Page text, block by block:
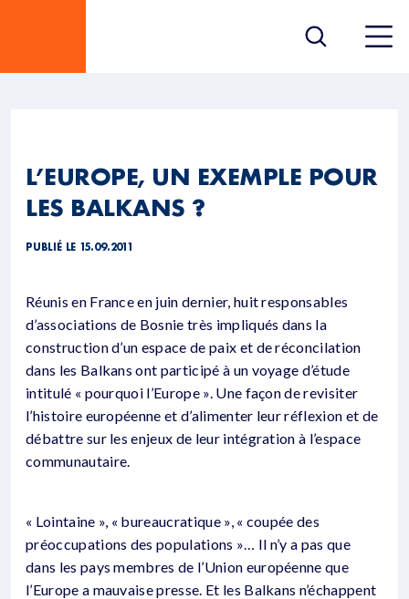
L’EUROPE, UN EXEMPLE POUR
LES BALKANS ?
PUBLIÉ LE 15.09.2011
Réunis en France en juin dernier, huit responsables
d’associations de Bosnie très impliqués dans la
construction d’un espace de paix et de réconcilation
dans les Balkans ont participé à un voyage d’étude
intitulé « pourquoi l’Europe ». Une façon de revisiter
l’histoire européenne et d’alimenter leur réflexion et de
débattre sur les enjeux de leur intégration à l’espace
communautaire.
« Lointaine », « bureaucratique », « coupée des
préoccupations des populations »… Il n’y a pas que
dans les pays membres de l’Union européenne que
l’Europe a mauvaise presse. Et les Balkans n’échappent